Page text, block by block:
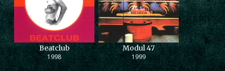
Beatclub
1998
Modul 47
1999